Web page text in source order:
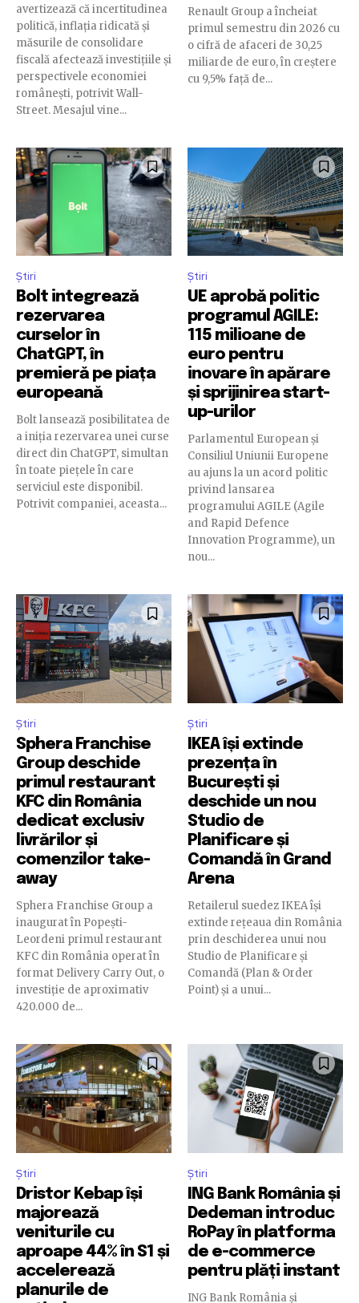
avertizează că incertitudinea
politică, inflația ridicată și
măsurile de consolidare
fiscală afectează investițiile și
perspectivele economiei
românești, potrivit Wall-
Street. Mesajul vine...
Renault Group a încheiat
primul semestru din 2026 cu
o cifră de afaceri de 30,25
miliarde de euro, în creștere
cu 9,5% față de...
Știri
Bolt integrează
rezervarea
curselor în
ChatGPT, în
premieră pe piața
europeană
Bolt lansează posibilitatea de
a iniția rezervarea unei curse
direct din ChatGPT, simultan
în toate piețele în care
serviciul este disponibil.
Potrivit companiei, aceasta...
Știri
UE aprobă politic
programul AGILE:
115 milioane de
euro pentru
inovare în apărare
și sprijinirea start-
up-urilor
Parlamentul European și
Consiliul Uniunii Europene
au ajuns la un acord politic
privind lansarea
programului AGILE (Agile
and Rapid Defence
Innovation Programme), un
nou...
Știri
Sphera Franchise
Group deschide
primul restaurant
KFC din România
dedicat exclusiv
livrărilor și
comenzilor take-
away
Sphera Franchise Group a
inaugurat în Popești-
Leordeni primul restaurant
KFC din România operat în
format Delivery Carry Out, o
investiție de aproximativ
420.000 de...
Știri
IKEA își extinde
prezența în
București și
deschide un nou
Studio de
Planificare și
Comandă în Grand
Arena
Retailerul suedez IKEA își
extinde rețeaua din România
prin deschiderea unui nou
Studio de Planificare și
Comandă (Plan & Order
Point) și a unui...
Știri
Dristor Kebap își
majorează
veniturile cu
aproape 44% în S1 și
accelerează
planurile de
Știri
ING Bank România și
Dedeman introduc
RoPay în platforma
de e-commerce
pentru plăți instant
ING Bank România și